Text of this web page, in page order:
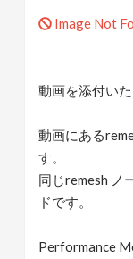
Image Not
動画を添付いた
動画にある
す。
同じremesh ノ
ドです。
Performance